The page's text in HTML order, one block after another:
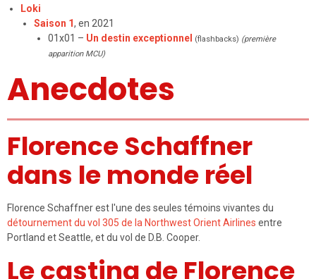
Loki
Saison 1, en 2021
01x01 – Un destin exceptionnel (flashbacks) (première
apparition MCU)
Anecdotes
Florence Schaffner
dans le monde réel
Florence Schaffner est l'une des seules témoins vivantes du
détournement du vol 305 de la Northwest Orient Airlines entre
Portland et Seattle, et du vol de D.B. Cooper.
Le casting de Florence